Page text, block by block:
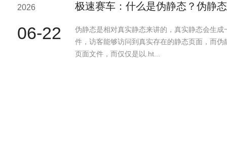
2026
06-22
极速赛车：什么是伪静态？伪静
伪静态是相对真实静态来讲的，真实静态会生
件，访客能够访问到真实存在的静态页面，而伪
页面文件，而仅仅是以.ht...